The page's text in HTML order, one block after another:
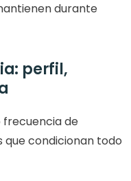
durante
perfil,
de
que condicionan todo